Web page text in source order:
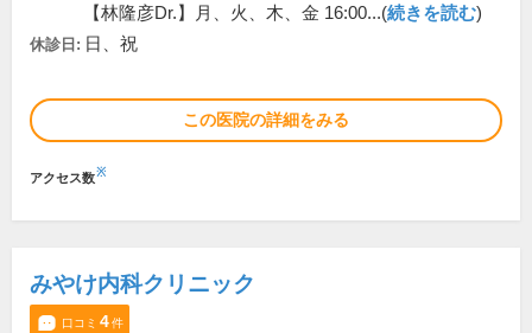
【林隆彦Dr.】月、火、木、金 16:00...(続きを読む)
休診日: 日、祝
この医院の詳細をみる
アクセス数※
みやけ内科クリニック
口コミ 4件